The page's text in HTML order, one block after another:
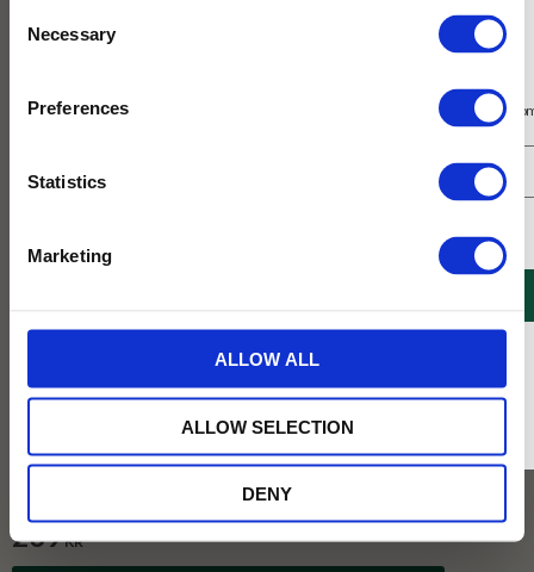
Selection
Necessary
Preferences
Statistics
Marketing
ALLOW ALL
ALLOW SELECTION
DENY
239KR
Få 10% rabatt på ditt första köp på nätet och ta del av erbjudanden året
* Rabatten gäller endast online på Tehusetjava.se. Rabatten fungerar endast på